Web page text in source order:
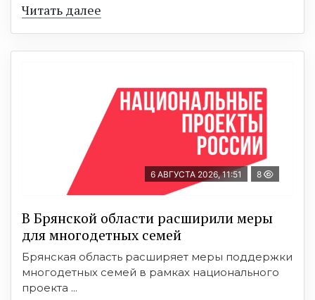
Читать далее
6 АВГУСТА 2026, 11:51 8
В Брянской области расширили меры
для многодетных семей
Брянская область расширяет меры поддержки
многодетных семей в рамках национального
проекта ...